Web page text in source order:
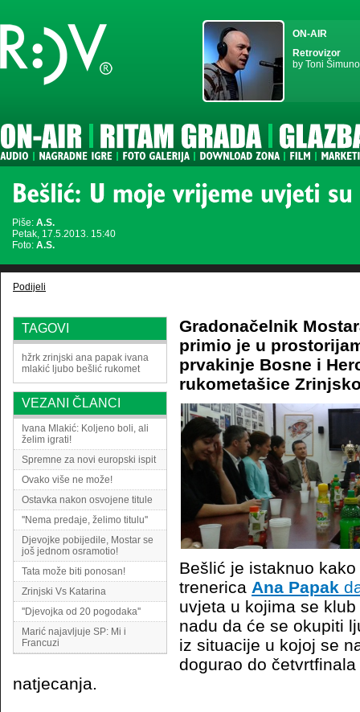
ON-AIR
Retrovizor
by Toni
Piše: A.S.
Petak, 17.5.2013. 15:40
Foto: A.S.
Podijeli
TAGOVI
hžrk zrinjski ana papak ivana
mlakić ljubo bešlić rukomet
VEZANI ČLANCI
Ivana Mlakić: Koljeno boli, ali
želim igrati!
Spremne za novi europski ispit
Ovako više ne može!
Ostavka nakon osvojene titule
''Nema predaje, želimo titulu''
Djevojke pobijedile, Mostar se
još jednom osramotio!
Tata može biti ponosan!
Zrinjski Vs Katarina
''Djevojka od 20 pogodaka''
Marić najavljuje SP: Mi i
Francuzi
Gradonačelnik
primio je u
prvakinje Bosne i
rukometašice
Bešlić je istaknuo
trenerica Ana Papak
uvjeta u kojima se
nadu da će se okupiti
iz situacije u kojoj se
dogurao do
natjecanja.